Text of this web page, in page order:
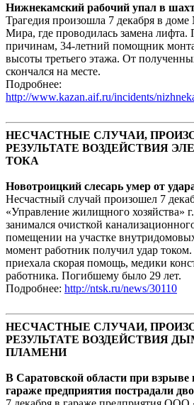
Нижнекамский рабочий упал в
Трагедия произошла 7 декабря в
Мира, где проводилась замена
причинам, 34-летний помощник
высоты третьего этажа. От
скончался на месте.
Подробнее:
http://www.kazan.aif.ru/incidents/
НЕСЧАСТНЫЕ СЛУЧАИ,
РЕЗУЛЬТАТЕ ВОЗДЕЙСТВИЯ
ТОКА
Новотроицкий слесарь умер от
Несчастный случай произошел 7
«Управление жилищного хозяйства»
занимался очисткой
помещении на участке
момент работник получил удар
приехала скорая помощь, медики
работника. Погибшему было 29 лет.
Подробнее: http://ntsk.ru/news/30110
НЕСЧАСТНЫЕ СЛУЧАИ,
РЕЗУЛЬТАТЕ ВОЗДЕЙСТВИЯ
ПЛАМЕНИ
В Саратовской области при взрыве
гараже предприятия пострадали